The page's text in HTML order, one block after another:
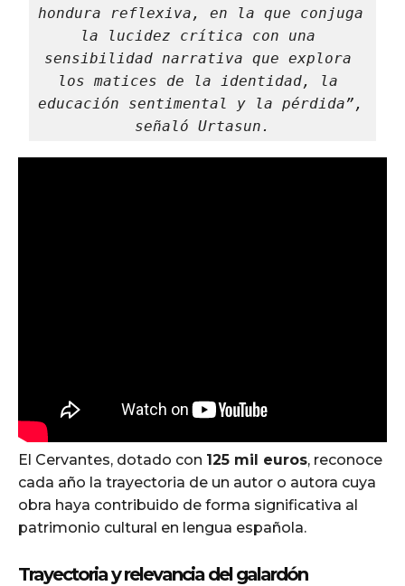
hondura reflexiva, en la que conjuga
la lucidez crítica con una
sensibilidad narrativa que explora
los matices de la identidad, la
educación sentimental y la pérdida”,
señaló Urtasun.
El Cervantes, dotado con 125 mil euros, reconoce
cada año la trayectoria de un autor o autora cuya
obra haya contribuido de forma significativa al
patrimonio cultural en lengua española.
Trayectoria y relevancia del galardón